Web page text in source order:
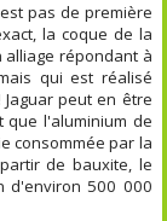
pas de première
la coque de la
alliage répondant à
qui est réalisé
peut en être
l'aluminium de
consommée par la
de bauxite, le
d'environ 500 000